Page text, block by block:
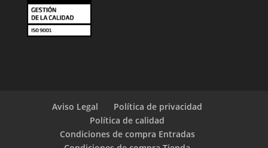
Aviso Legal
Política de privacidad
Política de calidad
Condiciones de compra Entradas